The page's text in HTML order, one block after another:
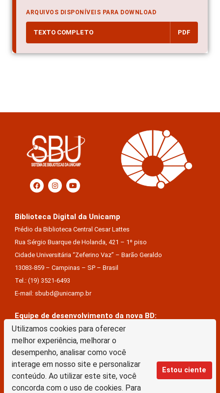
Utilizamos cookies para oferecer
melhor experiência, melhorar o
desempenho, analisar como você
interage em nosso site e personalizar
conteúdo. Ao utilizar este site, você
concorda com o uso de cookies. Para
Estou ciente
ARQUIVOS DISPONÍVEIS PARA DOWNLOAD
TEXTO COMPLETO PDF
Biblioteca Digital da Unicamp
Prédio da Biblioteca Central Cesar Lattes
Rua Sérgio Buarque de Holanda, 421 – 1º piso
Cidade Universitária “Zeferino Vaz” – Barão Geraldo
13083-859 – Campinas – SP – Brasil
Tel.: (19) 3521-6493
E-mail: sbubd@unicamp.br
Equipe de desenvolvimento da nova BD:
Keite Aparecida Duarte
Márcio Vinícius De Jesus Almeida
Saul Victor De Castro E Silva
A Biblioteca Digital da Unicamp está licenciado com uma Licença Creative Commons –
Atribuição Sem Derivações 4.0 Internacional